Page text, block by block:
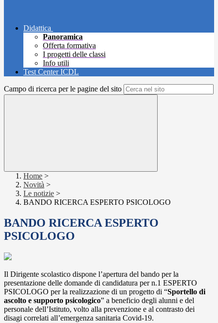
Didattica
Panoramica
Offerta formativa
I progetti delle classi
Info utili
Test Center ICDL
Campo di ricerca per le pagine del sito
Home >
Novità >
Le notizie >
BANDO RICERCA ESPERTO PSICOLOGO
BANDO RICERCA ESPERTO
PSICOLOGO
Il Dirigente scolastico dispone l’apertura del bando per la
presentazione delle domande di candidatura per n.1 ESPERTO
PSICOLOGO per la realizzazione di un progetto di “Sportello di
ascolto e supporto psicologico” a beneficio degli alunni e del
personale dell’Istituto, volto alla prevenzione e al contrasto dei
disagi correlati all’emergenza sanitaria Covid-19.